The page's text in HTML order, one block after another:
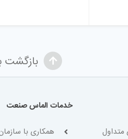
بازگشت
خدمات الماس صنعت
همکاری با